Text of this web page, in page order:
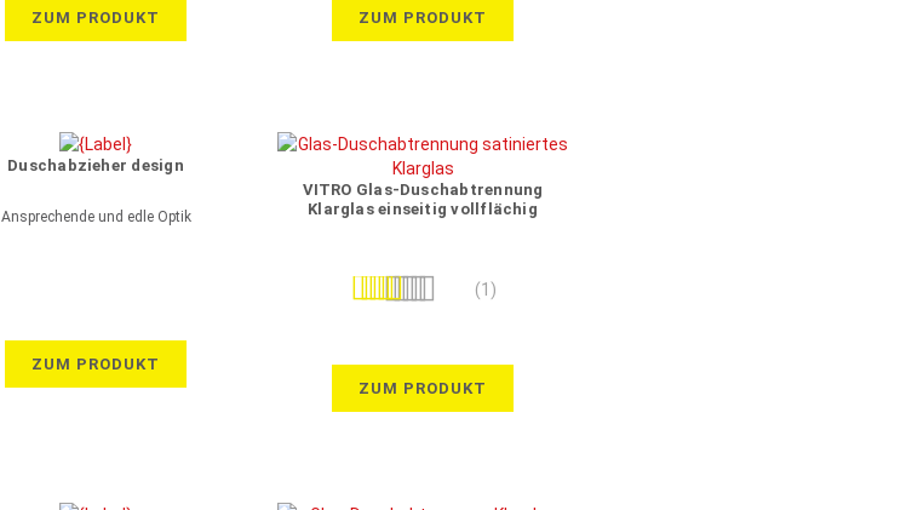
ZUM PRODUKT ZUM PRODUKT
Duschabzieher design
Ansprechende und edle Optik
ZUM PRODUKT
VITRO Glas-Duschabtrennung
Klarglas einseitig vollflächig
Bewertung: (1)
ZUM PRODUKT